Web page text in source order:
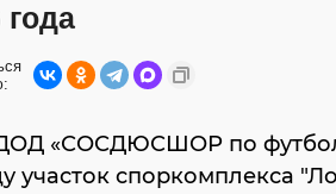
года
«СОСДЮСШОР по
участок споркомплекса